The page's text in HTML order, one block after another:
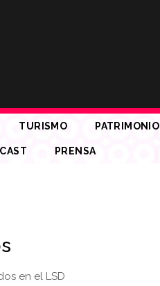
TURISMO PATRIMONIO
PRENSA
en el LSD